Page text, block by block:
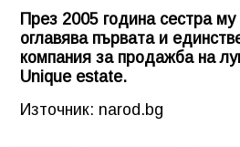
През 2005 година сестра
оглавява първата и
компания за продажба на
Unique estate.
Източник: narod.bg